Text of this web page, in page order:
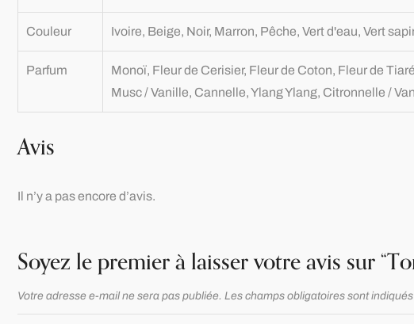
Couleur Ivoire, Beige, Noir, Marron, Pêche, Vert d'eau, Vert
Parfum
Monoï, Fleur de Cerisier, Fleur de Coton, Fleur de
Musc / Vanille, Cannelle, Ylang Ylang, Citronnelle /
Avis
Il n’y a pas encore d’avis.
Soyez le premier à laisser votre avis sur
Votre adresse e-mail ne sera pas publiée. Les champs obligatoires sont